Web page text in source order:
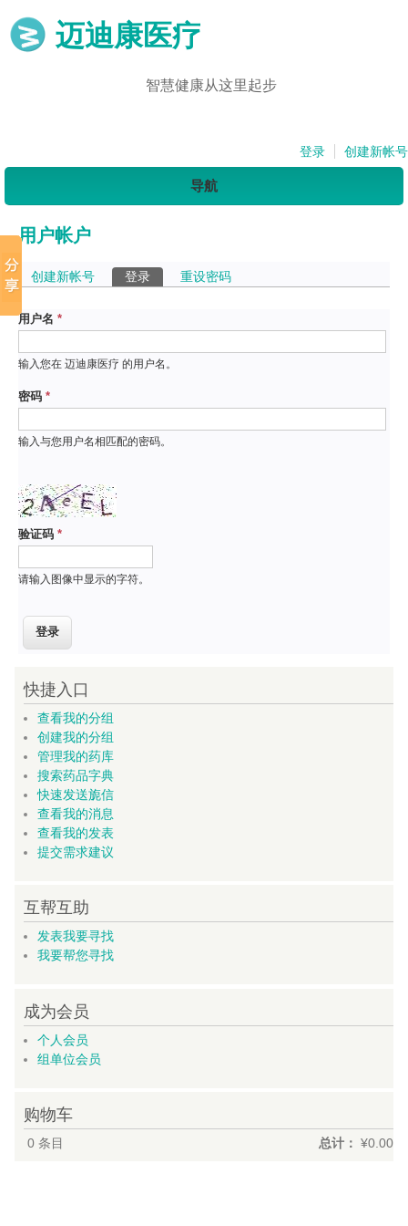
迈迪康医疗
智慧健康从这里起步
登录 创建新帐号
导航
用户帐户
主标签
创建新帐号 登录 （活动标签）
重设密码
用户名 *
输入您在 迈迪康医疗 的用户名。
密码 *
输入与您用户名相匹配的密码。
验证码 *
请输入图像中显示的字符。
快捷入口
查看我的分组
创建我的分组
管理我的药库
搜索药品字典
快速发送旎信
查看我的消息
查看我的发表
提交需求建议
互帮互助
发表我要寻找
我要帮您寻找
成为会员
个人会员
组单位会员
购物车
0条目 总计： ¥0.00